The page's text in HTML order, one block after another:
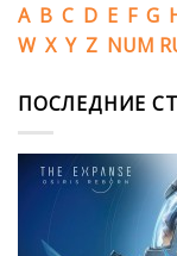
A B C D E F G
W X Y Z NUM
ПОСЛЕДНИЕ